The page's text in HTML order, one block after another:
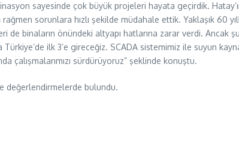
sayesinde çok büyük projeleri hayata geçirdik.
sorunlara hızlı şekilde müdahale ettik. Yaklaşık 60
de binaların önündeki altyapı hatlarına zarar verdi.
ilk 3’e gireceğiz. SCADA sistemimiz ile suyun
çalışmalarımızı sürdürüyoruz” şeklinde konuştu.
değerlendirmelerde bulundu.